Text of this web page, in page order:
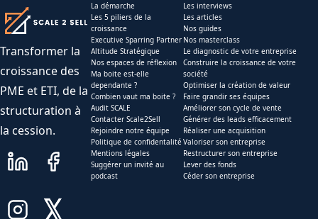
Transformer la
croissance des
PME et ETI, de la
structuration à
la cession.
La démarche
Les 5 piliers de la
croissance
Executive Sparring Partner
Altitude Stratégique
Nos espaces de réflexion
Ma boite est-elle
dependante ?
Combien vaut ma boite ?
Audit SCALE
Contacter Scale2Sell
Rejoindre notre équipe
Politique de confidentalité
Mentions légales
Suggérer un invité au
podcast
Les interviews
Les articles
Nos guides
Nos masterclass
Le diagnostic de votre entreprise
Construire la croissance de votre
société
Optimiser la création de valeur
Faire grandir ses équipes
Améliorer son cycle de vente
Générer des leads efficacement
Réaliser une acquisition
Valoriser son entreprise
Restructurer son entreprise
Lever des fonds
Céder son entreprise